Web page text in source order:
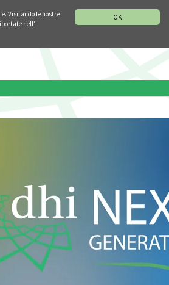
OK
Visitando le nostre
nell’